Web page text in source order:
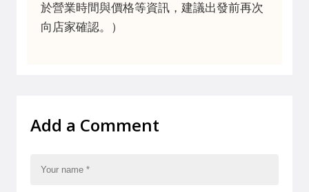
於營業時間與價格等資訊，建議出發前再次
向店家確認。）
Add a Comment